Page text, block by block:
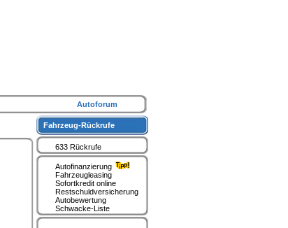
Fahrzeug-Rückrufe
633 Rückrufe
Autofinanzierung
Fahrzeugleasing
Sofortkredit online
Restschuldversicherung
Autobewertung
Schwacke-Liste
Autoforum